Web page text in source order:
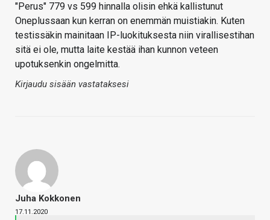
"Perus" 779 vs 599 hinnalla olisin ehkä kallistunut
Oneplussaan kun kerran on enemmän muistiakin. Kuten
testissäkin mainitaan IP-luokituksesta niin virallisestihan
sitä ei ole, mutta laite kestää ihan kunnon veteen
upotuksenkin ongelmitta.
Kirjaudu sisään vastataksesi
Juha Kokkonen
17.11.2020